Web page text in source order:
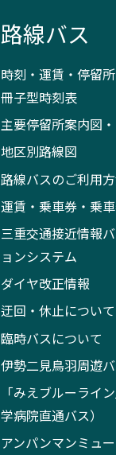
路線バス
時刻・運賃・停留
冊子型時刻表
主要停留所案内図
地区別路線図
路線バスのご利用
運賃・乗車券・乗
三重交通接近情報
ョンシステム
ダイヤ改正情報
迂回・休止について
臨時バスについて
伊勢二見鳥羽周遊
「みえブルーライ
学病院直通バス）
アンパンマンミュ